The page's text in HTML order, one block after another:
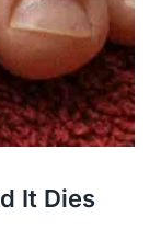
It Dies